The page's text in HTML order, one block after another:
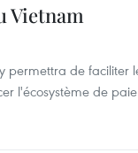
Vietnam
permettra de faciliter
l'écosystème de